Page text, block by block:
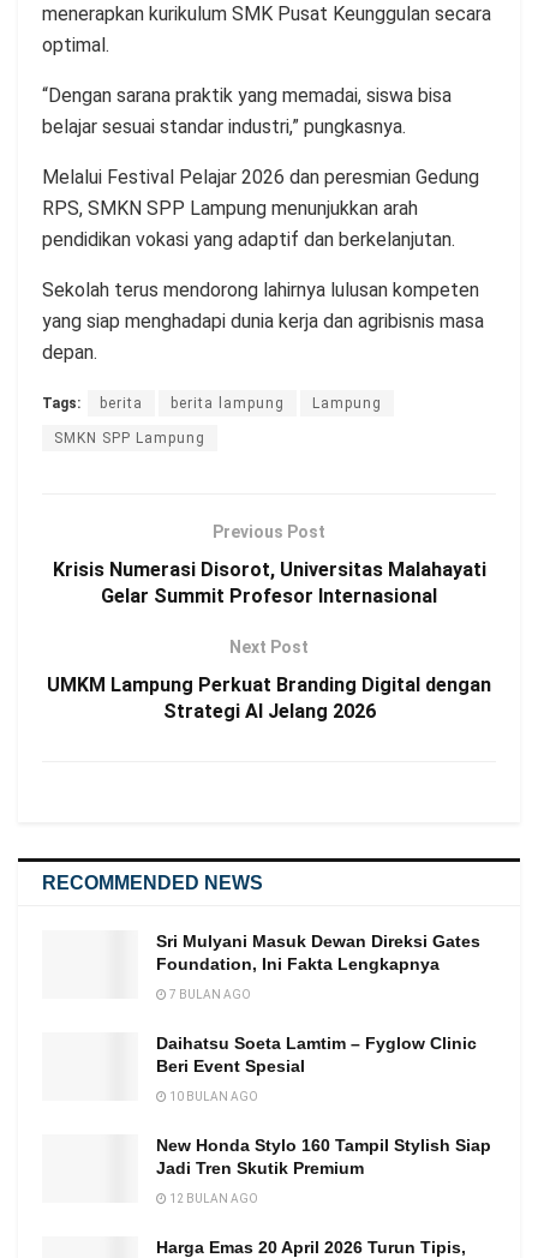
menerapkan kurikulum SMK Pusat Keunggulan secara
optimal.
“Dengan sarana praktik yang memadai, siswa bisa
belajar sesuai standar industri,” pungkasnya.
Melalui Festival Pelajar 2026 dan peresmian Gedung
RPS, SMKN SPP Lampung menunjukkan arah
pendidikan vokasi yang adaptif dan berkelanjutan.
Sekolah terus mendorong lahirnya lulusan kompeten
yang siap menghadapi dunia kerja dan agribisnis masa
depan.
Tags: berita berita lampung Lampung
SMKN SPP Lampung
Previous Post
Krisis Numerasi Disorot, Universitas Malahayati
Gelar Summit Profesor Internasional
Next Post
UMKM Lampung Perkuat Branding Digital dengan
Strategi AI Jelang 2026
RECOMMENDED NEWS
Sri Mulyani Masuk Dewan Direksi Gates
Foundation, Ini Fakta Lengkapnya
7 BULAN AGO
Daihatsu Soeta Lamtim – Fyglow Clinic
Beri Event Spesial
10 BULAN AGO
New Honda Stylo 160 Tampil Stylish Siap
Jadi Tren Skutik Premium
12 BULAN AGO
Harga Emas 20 April 2026 Turun Tipis,